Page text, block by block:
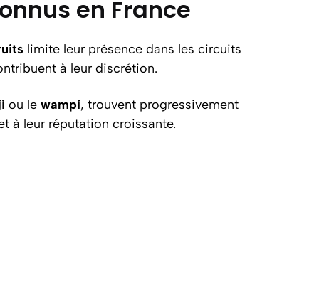
en France
limite leur présence dans les circuits
à leur discrétion.
ou le wampi, trouvent progressivement
à leur réputation croissante.